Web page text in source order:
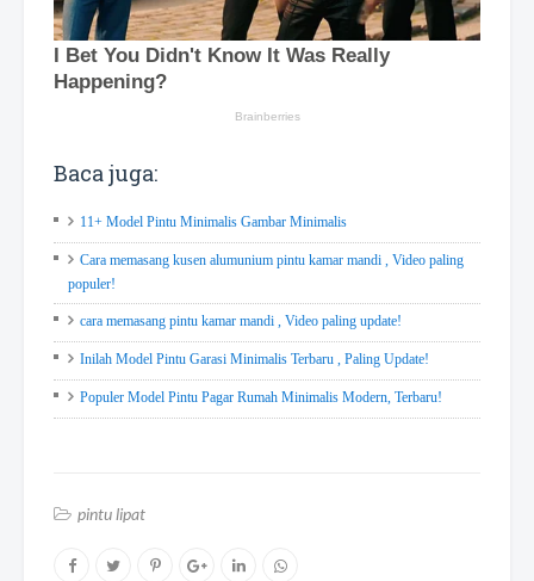
Baca juga:
11+ Model Pintu Minimalis Gambar Minimalis
Cara memasang kusen alumunium pintu kamar mandi , Video paling
populer!
cara memasang pintu kamar mandi , Video paling update!
Inilah Model Pintu Garasi Minimalis Terbaru , Paling Update!
Populer Model Pintu Pagar Rumah Minimalis Modern, Terbaru!
pintu lipat